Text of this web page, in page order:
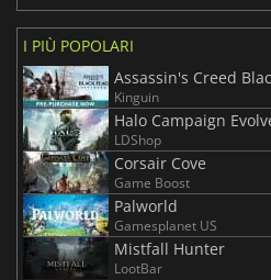
I PIÙ POPOLARI
Assassin's Creed
Kinguin
Halo Campaign
LDShop
Corsair Cove
Game Boost
Palworld
Gamesplanet US
Mistfall Hunter
LootBar